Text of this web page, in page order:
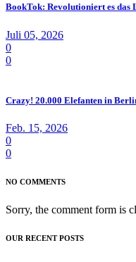
BookTok: Revolutioniert es das
Juli 05, 2026
0
0
Crazy! 20.000 Elefanten in
Feb. 15, 2026
0
0
NO COMMENTS
Sorry, the comment form is
OUR RECENT POSTS